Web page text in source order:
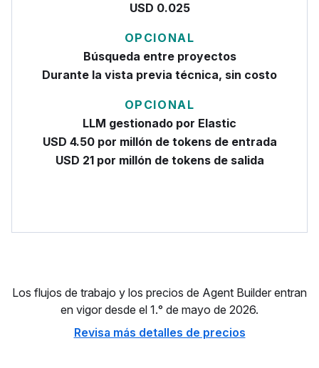
USD 0.025
OPCIONAL
Búsqueda entre proyectos
Durante la vista previa técnica, sin costo
OPCIONAL
LLM gestionado por Elastic
USD 4.50 por millón de tokens de entrada
USD 21 por millón de tokens de salida
Los flujos de trabajo y los precios de Agent Builder entran
en vigor desde el 1.° de mayo de 2026.
Revisa más detalles de precios